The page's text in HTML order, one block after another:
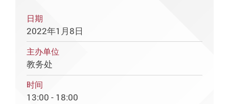
日期
2022年1月8日
主办单位
教务处
时间
13:00 - 18:00